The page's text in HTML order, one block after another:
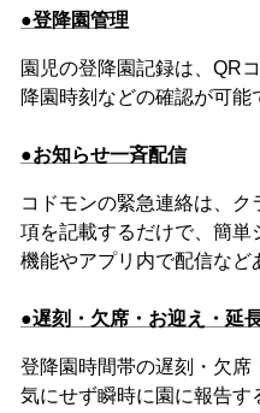
●登降園管理
園児の登降園記録は、QR
降園時刻などの確認が可能
●お知らせ一斉配信
コドモンの緊急連絡は、
項を記載するだけで、簡単
機能やアプリ内で配信など
●遅刻・欠席・お迎え・延
登降園時間帯の遅刻・欠席
気にせず瞬時に園に報告す